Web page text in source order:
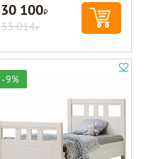
30 100Р
33 014Р
-9%